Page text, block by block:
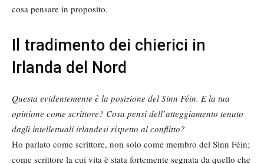
cosa pensare in proposito.
Il tradimento dei chierici in
Irlanda del Nord
Questa evidentemente è la posizione del Sinn Féin. E la tua
opinione come scrittore? Cosa pensi dell’atteggiamento tenuto
dagli intellettuali irlandesi rispetto al conflitto?
Ho parlato come scrittore, non solo come membro del Sinn Féin;
come scrittore la cui vita è stata fortemente segnata da quello che